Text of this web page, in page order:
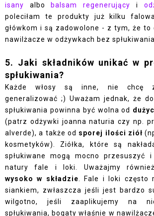
isany albobalsam regenerujący i
poleciłam te produkty już kilku
główkom i są zadowolone - z tym, że to
nawilżacze w odżywkach bez spłukiwania.
5. Jaki składników unikać w
spłukiwania?
Każde włosy są inne, nie chcę
generalizować ;) Uważam jednak, że
spłukiwania powinna być wolna od
(patrz odżywki joanna naturia czy np.
alverde), a także od sporej ilości ziół
kosmetyków). Ziółka, które są
spłukiwane mogą mocno
natury fale i loki. Uważajmy
wysoko w składzie . Fale i loki często
siankiem, zwłaszcza jeśli jest bardzo
wilgotno, jeśli zaaplikujemy na
spłukiwania, bogaty właśnie w